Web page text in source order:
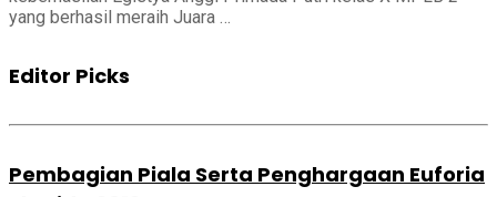
yang berhasil meraih Juara …
Editor Picks
Pembagian Piala Serta Penghargaan Euforia